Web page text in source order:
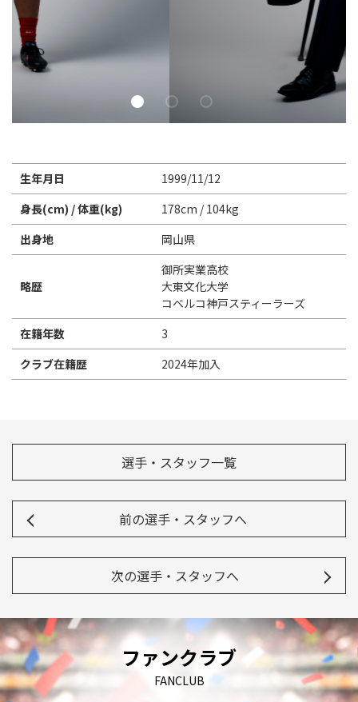
生年月日
1999/11/12
身長(cm) / 体重(kg)
178cm / 104kg
出身地
岡山県
略歴
御所実業高校
大東文化大学
コベルコ神戸スティーラーズ
在籍年数
3
クラブ在籍歴
2024年加入
選手・スタッフ一覧
前の選手・スタッフへ
次の選手・スタッフへ
ファンクラブ
FANCLUB